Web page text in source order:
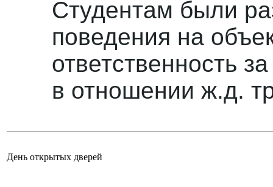
Студентам были
поведения на
ответственность
в отношении ж.д.
День открытых дверей